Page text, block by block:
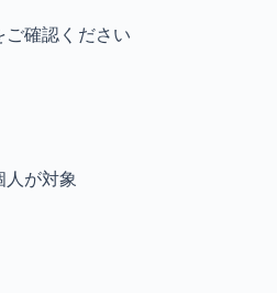
ご確認ください
人が対象